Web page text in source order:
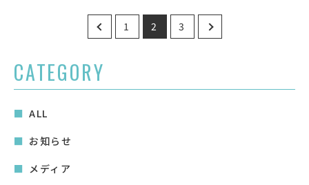
の
ペ
ジ
送
1 2 3
CATEGORY
ALL
お知らせ
メディア